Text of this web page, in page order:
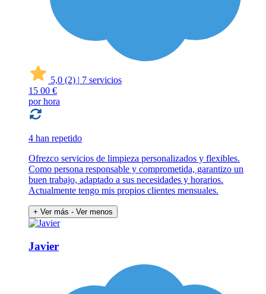
5,0 (2) | 7 servicios
15 00 €
por hora
4 han repetido
Ofrezco servicios de limpieza personalizados y flexibles.
Como persona responsable y comprometida, garantizo un
buen trabajo, adaptado a sus necesidades y horarios.
Actualmente tengo mis propios clientes mensuales.
+ Ver más - Ver menos
Javier